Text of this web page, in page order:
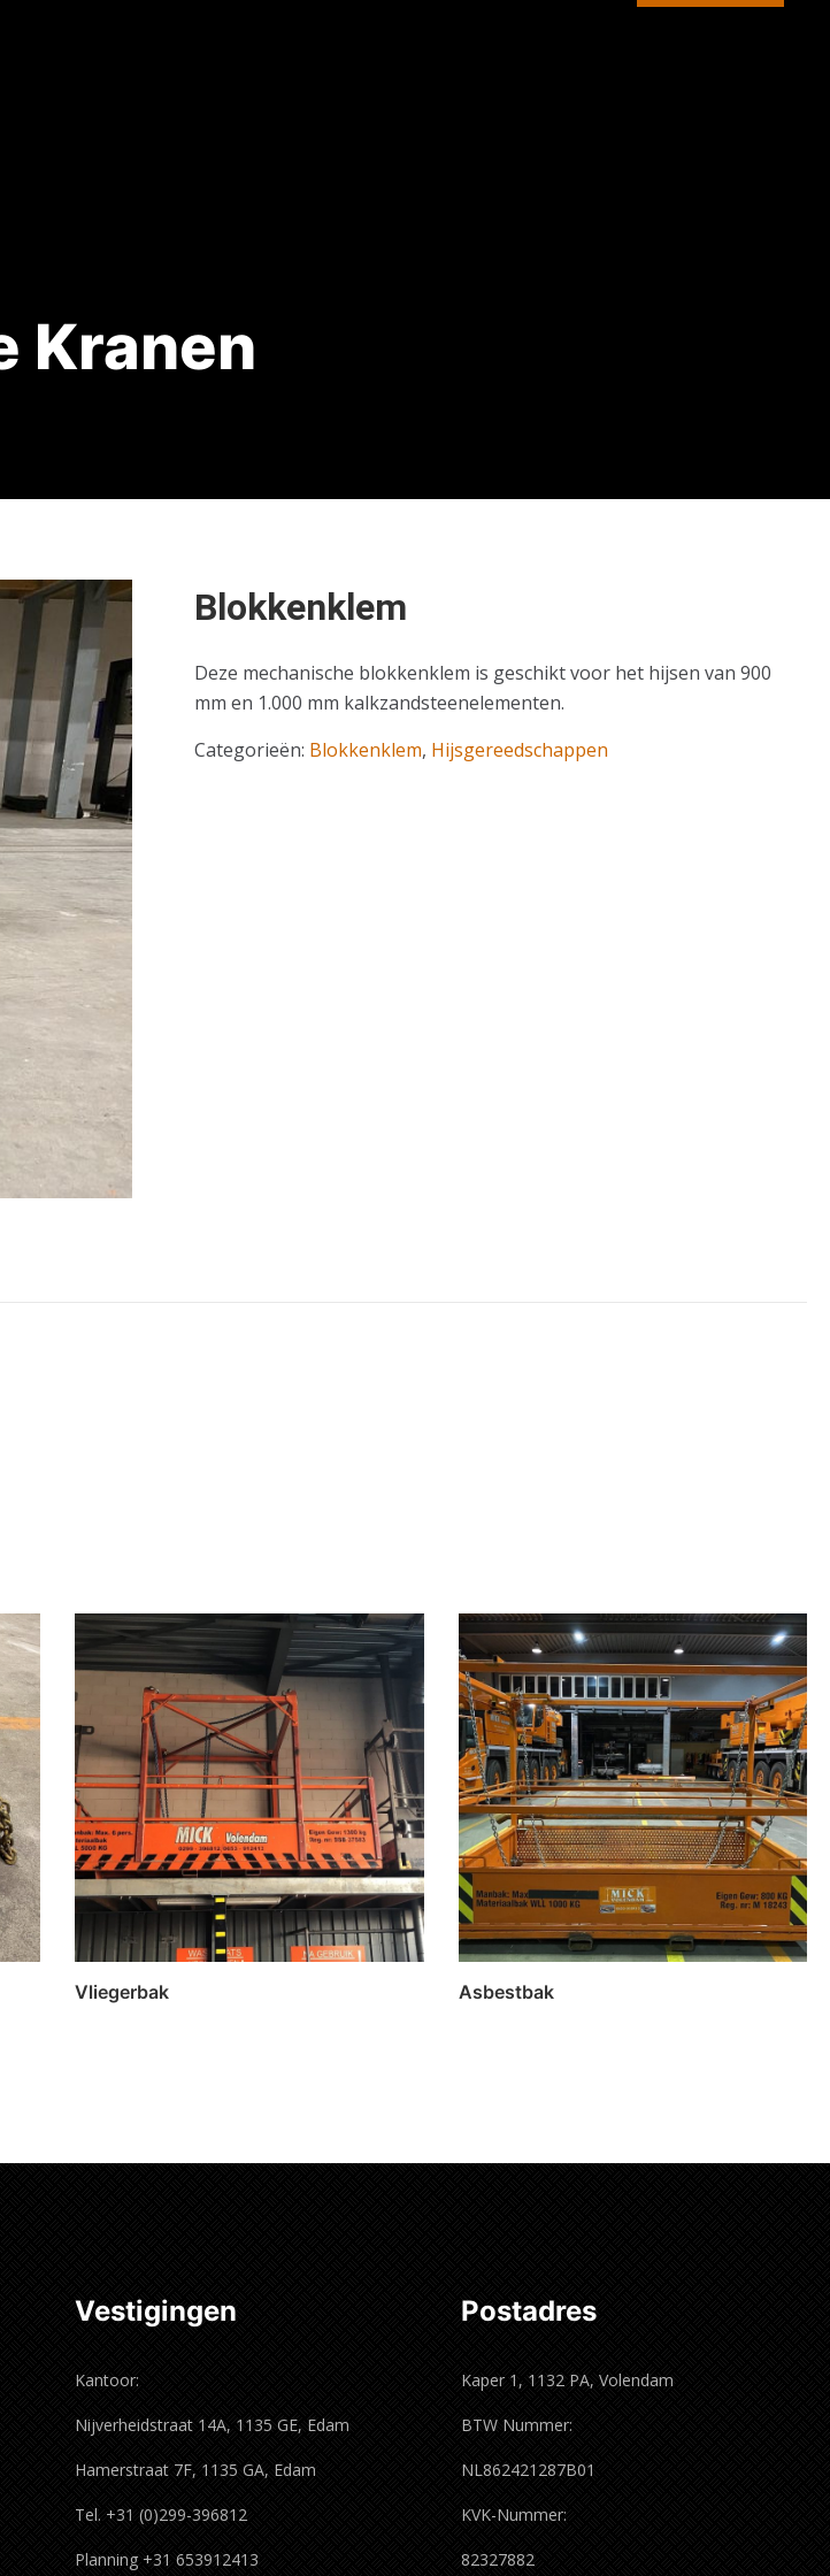
Kranen
Blokkenklem
Deze mechanische blokkenklem is geschikt voor het hijsen van 900
mm en 1.000 mm kalkzandsteenelementen.
Categorieën: Blokkenklem, Hijsgereedschappen
Vliegerbak Asbestbak
Vestigingen
Kantoor:
Nijverheidstraat 14A, 1135 GE, Edam
Hamerstraat 7F, 1135 GA, Edam
Tel. +31 (0)299-396812
Planning +31 653912413
Postadres
Kaper 1, 1132 PA, Volendam
BTW Nummer:
NL862421287B01
KVK-Nummer:
82327882